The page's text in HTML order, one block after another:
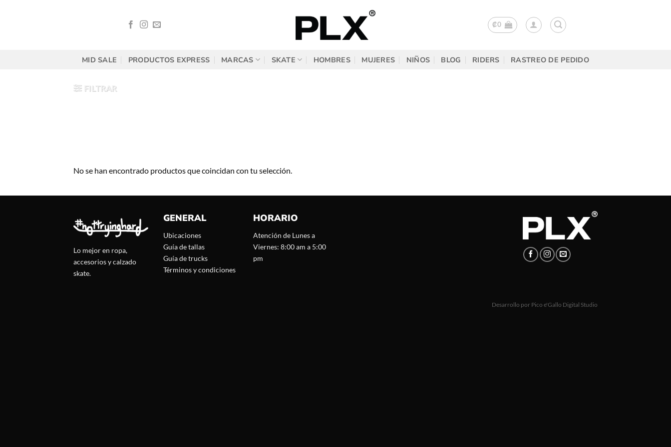
₡0
MID SALE PRODUCTOS EXPRESS MARCAS SKATE HOMBRES MUJERES NIÑOS BLOG RIDERS RASTREO DE PEDIDO
FILTRAR
No se han encontrado productos que coincidan con tu selección.
Lo mejor en ropa,
accesorios y calzado
skate.
GENERAL
Ubicaciones
Guía de tallas
Guía de trucks
Términos y condiciones
HORARIO
Atención de Lunes a
Viernes: 8:00 am a 5:00
pm
Desarrollo por Pico e'Gallo Digital Studio